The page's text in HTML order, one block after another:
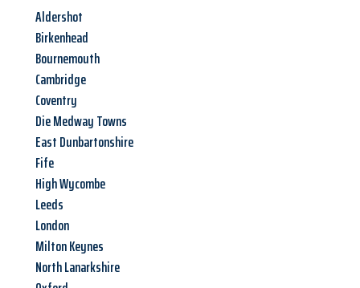
Aldershot
Birkenhead
Bournemouth
Cambridge
Coventry
Die Medway Towns
East Dunbartonshire
Fife
High Wycombe
Leeds
London
Milton Keynes
North Lanarkshire